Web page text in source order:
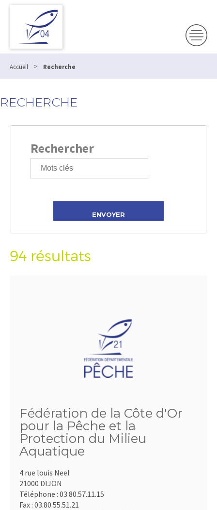
Accueil > Recherche
RECHERCHE
Rechercher
94 résultats
Fédération de la Côte d'Or
pour la Pêche et la
Protection du Milieu
Aquatique
4 rue louis Neel
21000 DIJON
Téléphone : 03.80.57.11.15
Fax : 03.80.55.51.21